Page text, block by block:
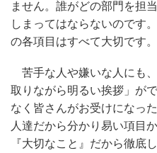
ません。誰がどの部門を担
しまってはならないのです
の各項目はすべて大切です。
苦手な人や嫌いな人にも
取りながら明るい挨拶」が
なく皆さんがお受けになっ
人達だから分かり易い項目
『大切なこと』だから徹底